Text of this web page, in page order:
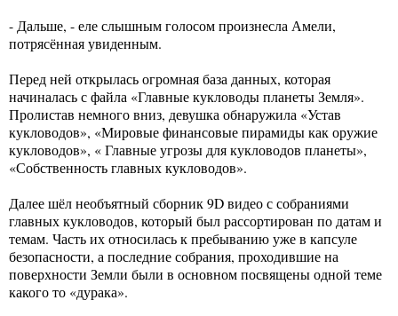
- Дальше, - еле слышным голосом произнесла Амели,
потрясённая увиденным.
Перед ней открылась огромная база данных, которая
начиналась с файла «Главные кукловоды планеты Земля».
Пролистав немного вниз, девушка обнаружила «Устав
кукловодов», «Мировые финансовые пирамиды как оружие
кукловодов», « Главные угрозы для кукловодов планеты»,
«Собственность главных кукловодов».
Далее шёл необъятный сборник 9D видео с собраниями
главных кукловодов, который был рассортирован по датам и
темам. Часть их относилась к пребыванию уже в капсуле
безопасности, а последние собрания, проходившие на
поверхности Земли были в основном посвящены одной теме
какого то «дурака».